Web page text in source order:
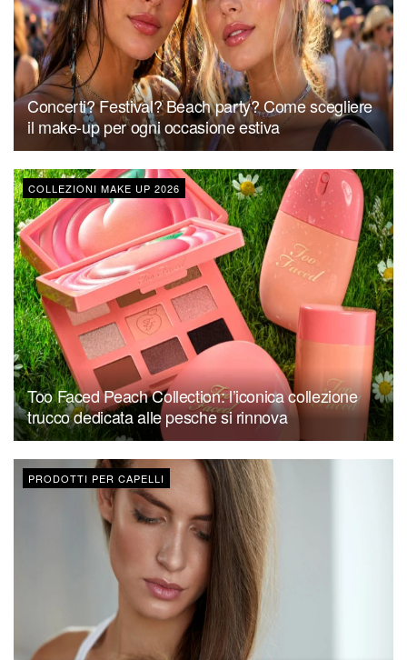
Concerti? Festival? Beach party? Come scegliere
il make-up per ogni occasione estiva
COLLEZIONI MAKE UP 2026
Too Faced Peach Collection: l’iconica collezione
trucco dedicata alle pesche si rinnova
PRODOTTI PER CAPELLI